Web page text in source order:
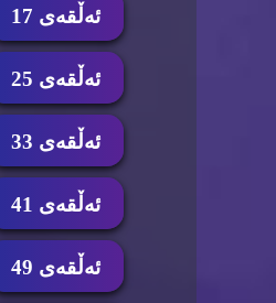
ئه‌ڵقه‌ی 17
ئه‌ڵقه‌ی 25
ئه‌ڵقه‌ی 33
ئه‌ڵقه‌ی 41
ئه‌ڵقه‌ی 49